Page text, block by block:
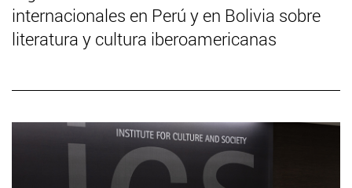
internacionales en Perú y en Bolivia sobre
literatura y cultura iberoamericanas